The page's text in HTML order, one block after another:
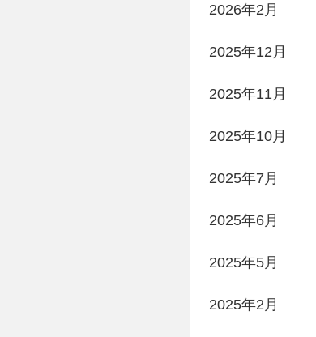
2026年2月
2025年12月
2025年11月
2025年10月
2025年7月
2025年6月
2025年5月
2025年2月